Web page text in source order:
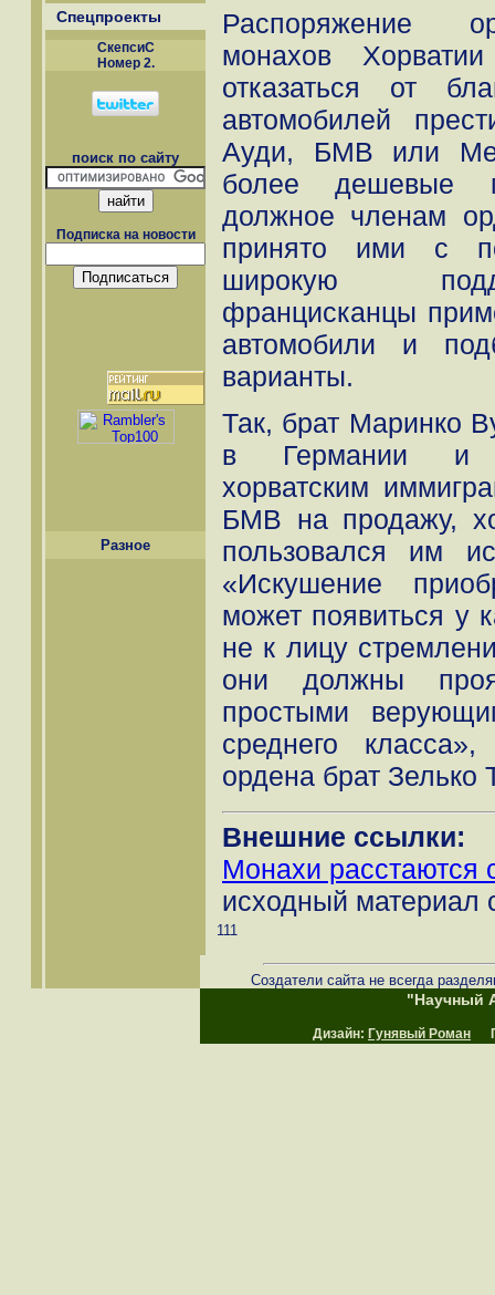
Спецпроекты
СкепсиС
Номер 2.
поиск по сайту
Подписка на новости
Разное
Распоряжение
монахов
отказаться от
автомобилей
Ауди, БМВ или
более дешевые
должное членам
принято ими с
широкую
францисканцы
автомобили и
варианты.
Так, брат Маринко
в Германии и
хорватским
БМВ на продажу,
пользовался им
«Искушение
может появиться у
не к лицу
они должны
простыми
среднего
ордена брат Зелько
Внешние ссылки:
Монахи расстаются
исходный материал
111
Создатели сайта не всегда
"Научный
Дизайн: Гунявый Роман